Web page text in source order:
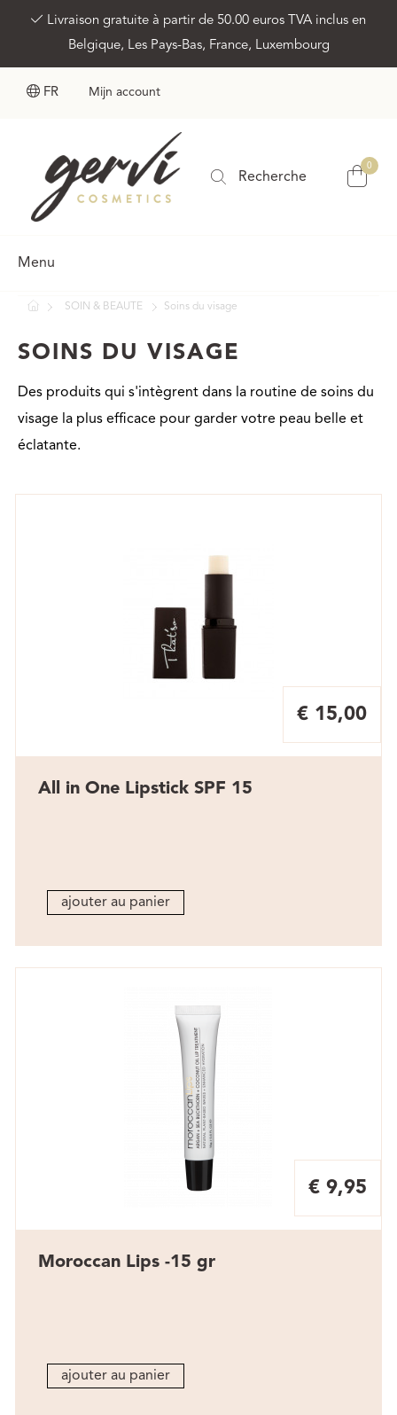
Livraison gratuite à partir de 50.00 euros TVA inclus en
Belgique, Les Pays-Bas, France, Luxembourg
FR Mijn account
Recherche
0
Menu
SOIN & BEAUTE Soins du visage
SOINS DU VISAGE
Des produits qui s'intègrent dans la routine de soins du
visage la plus efficace pour garder votre peau belle et
éclatante.
€ 15,00
All in One Lipstick SPF 15
ajouter au panier
€ 9,95
Moroccan Lips -15 gr
ajouter au panier